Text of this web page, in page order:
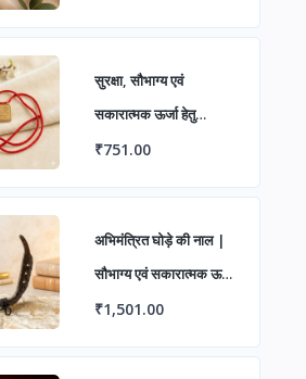
आध्यात्मिक रिंग
सुरक्षा, सौभाग्य एवं
सकारात्मक ऊर्जा हेतु
अभिमंत्रित शनि यंत्र ताबीज
₹751.00
अभिमंत्रित घोड़े की नाल |
सौभाग्य एवं सकारात्मक ऊर्जा
हेतु पवित्र लोहे का वास्तु उपाय
₹1,501.00